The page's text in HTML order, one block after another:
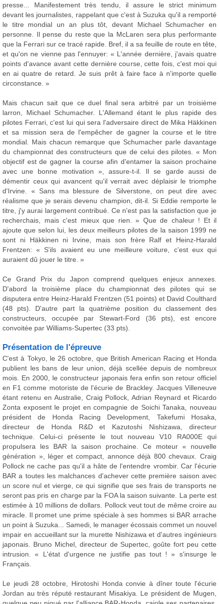
presse... Manifestement très tendu, il assure le strict minimum
devant les journalistes, rappelant que c'est à Suzuka qu'il a remporté
le titre mondial un an plus tôt, devant Michael Schumacher en
personne. Il pense du reste que la McLaren sera plus performante
que la Ferrari sur ce tracé rapide. Bref, il a sa feuille de route en tête,
et qu'on ne vienne pas l'ennuyer: « L'année dernière, j'avais quatre
points d'avance avant cette dernière course, cette fois, c'est moi qui
en ai quatre de retard. Je suis prêt à faire face à n'importe quelle
circonstance. »
Mais chacun sait que ce duel final sera arbitré par un troisième
larron, Michael Schumacher. L'Allemand étant le plus rapide des
pilotes Ferrari, c'est lui qui sera l'adversaire direct de Mika Häkkinen
et sa mission sera de l'empêcher de gagner la course et le titre
mondial. Mais chacun remarque que Schumacher parle davantage
du championnat des constructeurs que de celui des pilotes. « Mon
objectif est de gagner la course afin d'entamer la saison prochaine
avec une bonne motivation », assure-t-il. Il se garde aussi de
démentir ceux qui avancent qu'il verrait avec déplaisir le triomphe
d'Irvine. « Sans ma blessure de Silverstone, on peut dire avec
réalisme que je serais devenu champion, dit-il. Si Eddie remporte le
titre, j'y aurai largement contribué. Ce n'est pas la satisfaction que je
recherchais, mais c'est mieux que rien. » Que de chaleur ! Et il
ajoute que selon lui, les deux meilleurs pilotes de la saison 1999 ne
sont ni Häkkinen ni Irvine, mais son frère Ralf et Heinz-Harald
Frentzen: « S'ils avaient eu une meilleure voiture, c'est eux qui
auraient dû jouer le titre. »
Ce Grand Prix du Japon comprend quelques enjeux annexes.
D'abord la troisième place du championnat des pilotes qui se
disputera entre Heinz-Harald Frentzen (51 points) et David Coulthard
(48 pts). D'autre part la quatrième position du classement des
constructeurs, occupée par Stewart-Ford (36 pts), est encore
convoitée par Williams-Supertec (33 pts).
Présentation de l'épreuve
C'est à Tokyo, le 26 octobre, que British American Racing et Honda
publient les bans de leur union, déjà scellée depuis de nombreux
mois. En 2000, le constructeur japonais fera enfin son retour officiel
en F1 comme motoriste de l'écurie de Brackley. Jacques Villeneuve
étant retenu en Australie, Craig Pollock, Adrian Reynard et Ricardo
Zonta exposent le projet en compagnie de Soichi Tanaka, nouveau
président de Honda Racing Development, Takefumi Hosaka,
directeur de Honda R&D et Kazutoshi Nishizawa, directeur
technique. Celui-ci présente le tout nouveau V10 RA000E qui
propulsera les BAR la saison prochaine. Ce moteur « nouvelle
génération », léger et compact, annonce déjà 800 chevaux. Craig
Pollock ne cache pas qu'il a hâte de l'entendre vrombir. Car l'écurie
BAR a toutes les malchances d'achever cette première saison avec
un score nul et vierge, ce qui signifie que ses frais de transports ne
seront pas pris en charge par la FOA la saison suivante. La perte est
estimée à 10 millions de dollars. Pollock veut tout de même croire au
miracle. Il promet une prime spéciale à ses hommes si BAR arrache
un point à Suzuka... Samedi, le manager écossais commet un nouvel
impair en accueillant sur la murette Nishizawa et d'autres ingénieurs
japonais. Bruno Michel, directeur de Supertec, goûte fort peu cette
intrusion. « L'état d'urgence ne justifie pas tout ! » s'insurge le
Français.
Le jeudi 28 octobre, Hirotoshi Honda convie à dîner toute l'écurie
Jordan au très réputé restaurant Misakiya. Le président de Mugen,